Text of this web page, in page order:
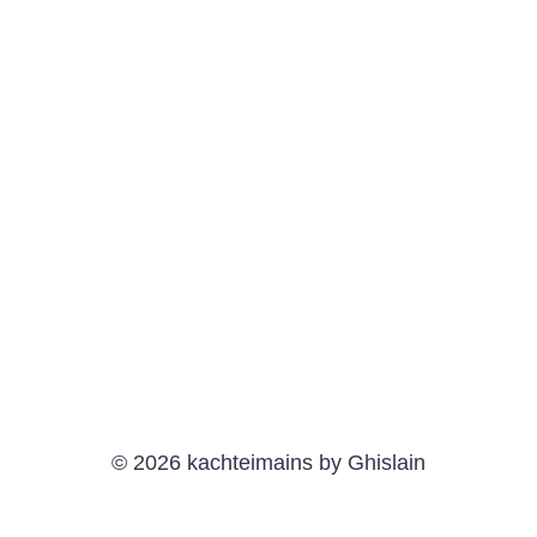
© 2026 kachteimains by Ghislain